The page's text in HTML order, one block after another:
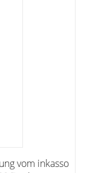
vom inkasso